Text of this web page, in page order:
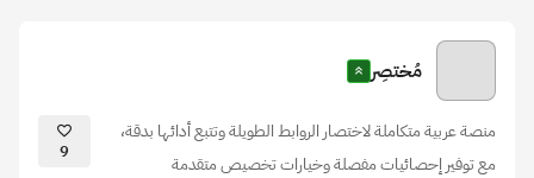
مُختصِر
منصة عربية متكاملة لاختصار الروابط الطويلة وتتبع أدائها بدقة،
مع توفير إحصائيات مفصلة وخيارات تخصيص متقدمة
9